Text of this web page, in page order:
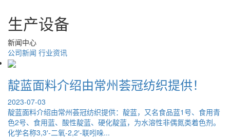
生产设备
新闻中心
公司新闻 行业资讯
靛蓝面料介绍由常州荟冠纺织提供！
2023-07-03
靛蓝面料介绍由常州荟冠纺织提供：靛蓝，又名食品蓝1号、食用青
色2号、食用蓝、酸性靛蓝、硬化靛蓝，为水溶性非偶氮类着色剂。
化学名称3,3′-二氧-2,2′-联吲哚...